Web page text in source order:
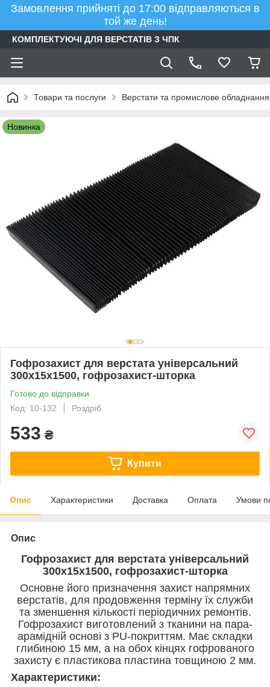
Замовлення прийняті до 17:00 відправляються в
той же день!
КОМПЛЕКТУЮЧІ ДЛЯ ВЕРСТАТІВ З ЧПК
Товари та послуги Верстати та промислове обладнання
Новинка
Гофрозахист для верстата універсальний
300х15х1500, гофрозахист-шторка
Готово до відправки
Код: 10-132
Роздріб
533 ₴
Купити
Опис Характеристики Доставка Оплата Умови
Опис
Гофрозахист для верстата універсальний
300х15х1500, гофрозахист-шторка
Основне його призначення захист напрямних
верстатів, для продовження терміну їх служби
та зменшення кількості періодичних ремонтів.
Гофрозахист виготовлений з тканини на пара-
арамідній основі з PU-покриттям. Має складки
глибиною 15 мм, а на обох кінцях гофрованого
захисту є пластикова пластина товщиною 2 мм.
Характеристики: